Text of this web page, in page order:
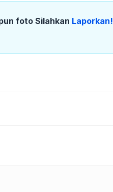
foto Silahkan Laporkan!